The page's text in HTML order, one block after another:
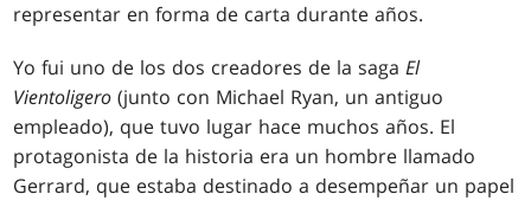
representar en forma de carta durante años.
Yo fui uno de los dos creadores de la sagaEl
Vientoligero (junto con Michael Ryan, un antiguo
empleado), que tuvo lugar hace muchos años. El
protagonista de la historia era un hombre llamado
Gerrard, que estaba destinado a desempeñar un papel